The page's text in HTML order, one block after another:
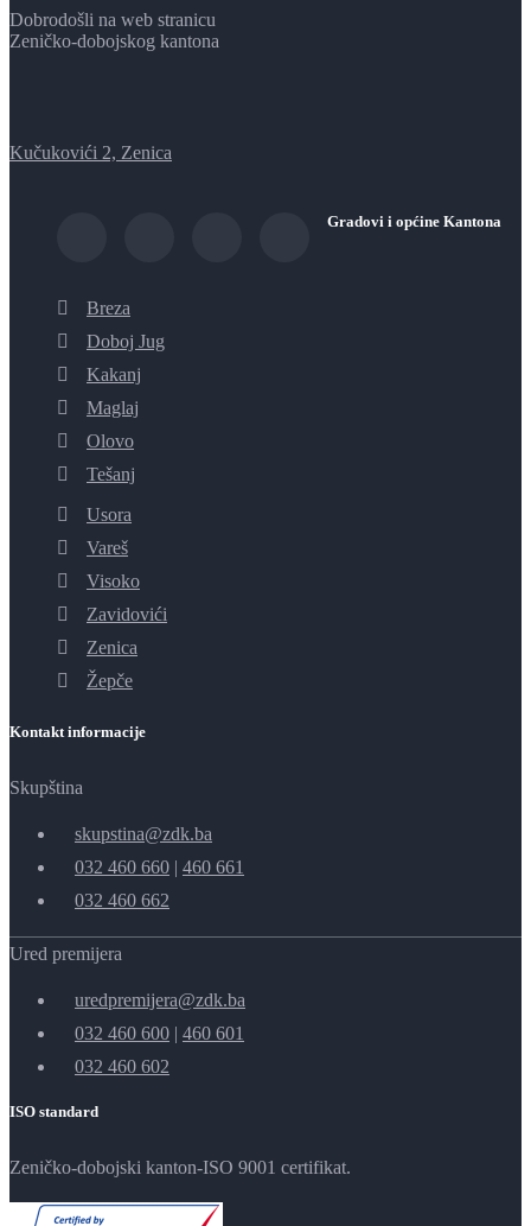
Dobrodošli na web stranicu
Zeničko-dobojskog kantona
Kučukovići 2, Zenica
Gradovi i općine Kantona
Breza
Doboj Jug
Kakanj
Maglaj
Olovo
Tešanj
Usora
Vareš
Visoko
Zavidovići
Zenica
Žepče
Kontakt informacije
Skupština
skupstina@zdk.ba
032 460 660 | 460 661
032 460 662
Ured premijera
uredpremijera@zdk.ba
032 460 600 | 460 601
032 460 602
ISO standard
Zeničko-dobojski kanton-ISO 9001 certifikat.